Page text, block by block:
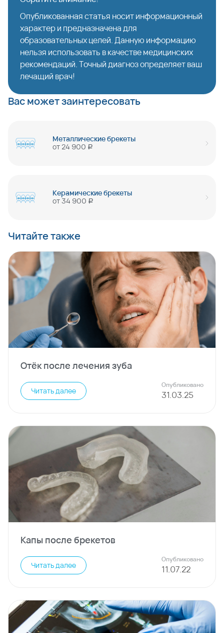
Опубликованная статья носит информационный
характер и предназначена для
образовательных целей. Данную информацию
нельзя использовать в качестве медицинских
рекомендаций. Точный диагноз определяет ваш
лечащий врач!
Вас может заинтересовать
Металлические брекеты
от 24 900 руб
Керамические брекеты
от34 900 руб
Читайте также
Отёк после лечения зуба
Читать далее
Опубликовано
31.03.25
Капы после брекетов
Читать далее
Опубликовано
11.07.22